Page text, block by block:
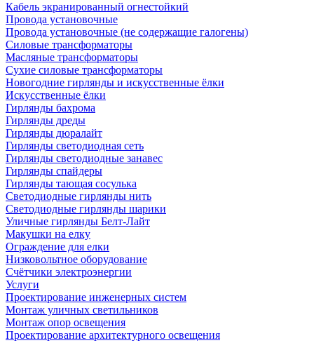
Кабель экранированный огнестойкий
Провода установочные
Провода установочные (не содержащие галогены)
Силовые трансформаторы
Масляные трансформаторы
Сухие силовые трансформаторы
Новогодние гирлянды и искусственные ёлки
Искусственные ёлки
Гирлянды бахрома
Гирлянды дреды
Гирлянды дюралайт
Гирлянды светодиодная сеть
Гирлянды светодиодные занавес
Гирлянды спайдеры
Гирлянды тающая сосулька
Светодиодные гирлянды нить
Светодиодные гирлянды шарики
Уличные гирлянды Белт-Лайт
Макушки на елку
Ограждение для елки
Низковольтное оборудование
Счётчики электроэнергии
Услуги
Проектирование инженерных систем
Монтаж уличных светильников
Монтаж опор освещения
Проектирование архитектурного освещения